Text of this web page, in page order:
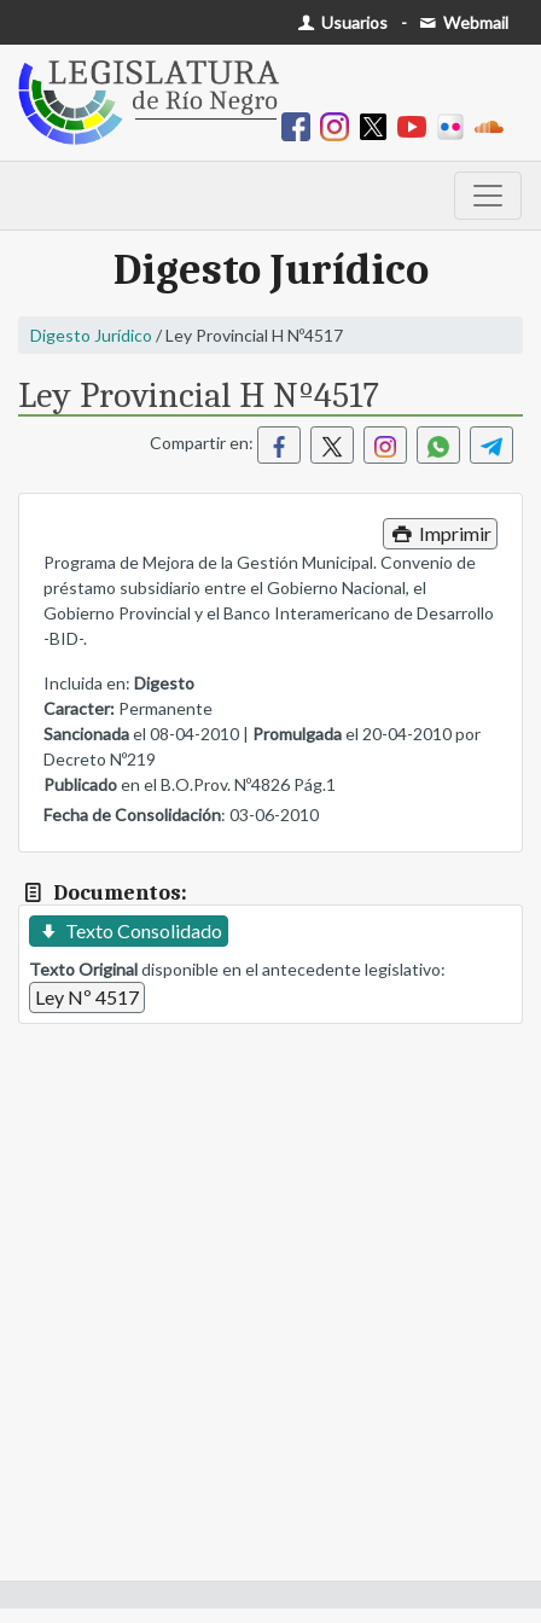
Usuarios - Webmail
Digesto Jurídico
Digesto Jurídico / Ley Provincial H Nº4517
Ley Provincial H Nº4517
Compartir en:
Imprimir
Programa de Mejora de la Gestión Municipal. Convenio de
préstamo subsidiario entre el Gobierno Nacional, el
Gobierno Provincial y el Banco Interamericano de Desarrollo
-BID-.
Incluida en: Digesto
Caracter: Permanente
Sancionadael 08-04-2010 | Promulgadael 20-04-2010 por
Decreto Nº219
Publicadoen el B.O.Prov. Nº4826 Pág.1
Fecha de Consolidación: 03-06-2010
Documentos:
Texto Consolidado
Texto Originaldisponible en el antecedente legislativo:
Ley Nº 4517